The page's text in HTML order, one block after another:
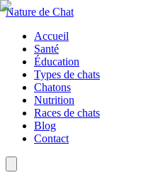
Nature de Chat
Accueil
Santé
Éducation
Types de chats
Chatons
Nutrition
Races de chats
Blog
Contact